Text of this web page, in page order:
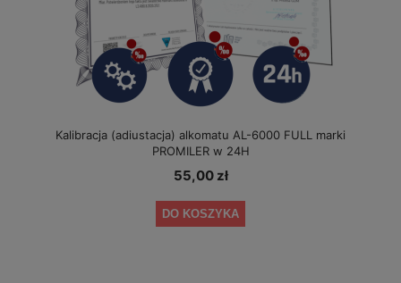
Kalibracja (adiustacja) alkomatu AL-6000 FULL marki
PROMILER w 24H
55,00 zł
DO KOSZYKA